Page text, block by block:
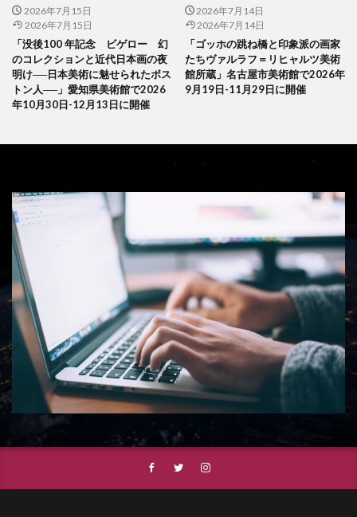
2026年7月15日
2026年7月15日
「没後100 年記念 ビゲロー 幻
のコレクションと近代日本画の夜
明け──日本美術に魅せられたボス
トン人──」愛知県美術館で2026
年10月30日-12月13日に開催
2026年7月14日
2026年7月14日
「ゴッホの跳ね橋と印象派の画家
たちヴァルラフ＝リヒャルツ美術
館所蔵」名古屋市美術館で2026年
9月19日-11月29日に開催